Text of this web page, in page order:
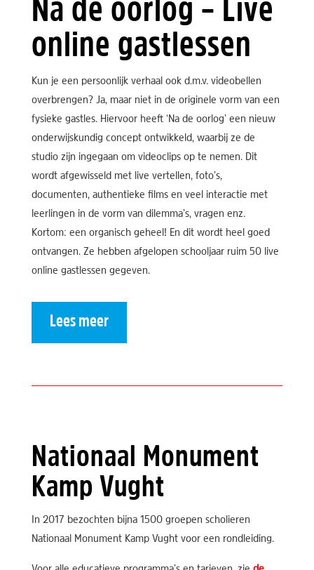
Na de oorlog – Live
online gastlessen
Kun je een persoonlijk verhaal ook d.m.v. videobellen
overbrengen? Ja, maar niet in de originele vorm van een
fysieke gastles. Hiervoor heeft ‘Na de oorlog’ een nieuw
onderwijskundig concept ontwikkeld, waarbij ze de
studio zijn ingegaan om videoclips op te nemen. Dit
wordt afgewisseld met live vertellen, foto’s,
documenten, authentieke films en veel interactie met
leerlingen in de vorm van dilemma’s, vragen enz.
Kortom: een organisch geheel! En dit wordt heel goed
ontvangen. Ze hebben afgelopen schooljaar ruim 50 live
online gastlessen gegeven.
Lees meer
Nationaal Monument
Kamp Vught
In 2017 bezochten bijna 1500 groepen scholieren
Nationaal Monument Kamp Vught voor een rondleiding.